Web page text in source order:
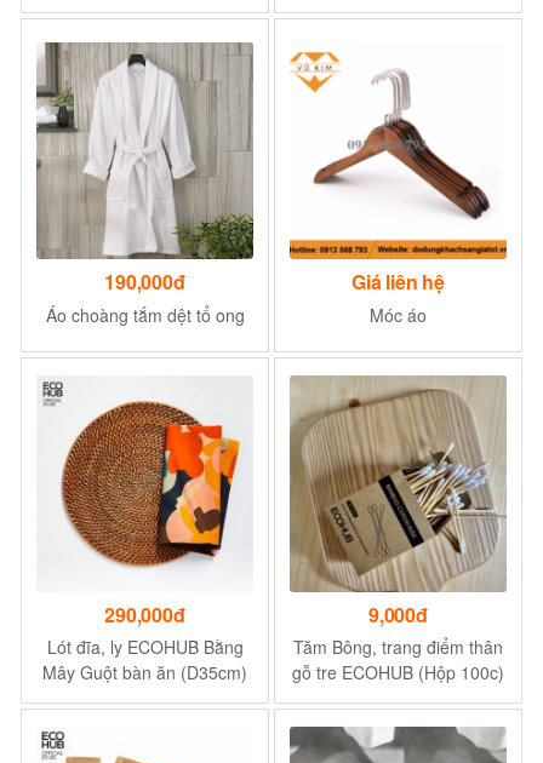
190,000đ
Áo choàng tắm dệt tổ ong
Giá liên hệ
Móc áo
290,000đ
Lót đĩa, ly ECOHUB Bằng
Mây Guột bàn ăn (D35cm)
Sang trọng (Artesia Natural
9,000đ
Tăm Bông, trang điểm thân
gỗ tre ECOHUB (Hộp 100c)
thân thiện Môi trường
(Bamboo Cotton Buds) |
EH067